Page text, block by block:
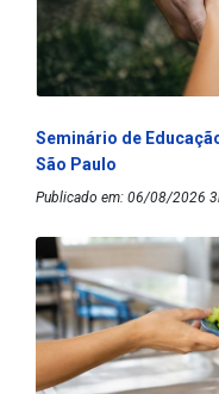
Seminário de
São Paulo
Publicado em: 06/08/2026